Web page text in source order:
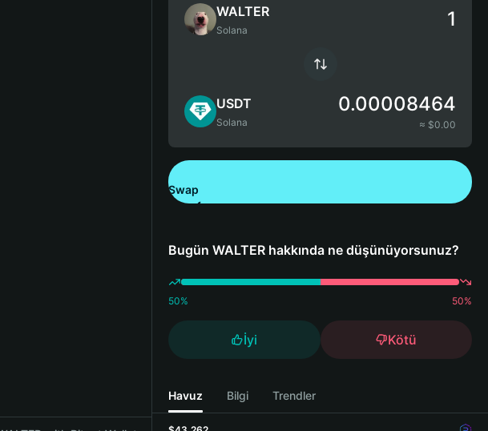
WALTER
Solana
USDT
Solana
0.00008464
≈ $0.00
Swap
Bugün WALTER hakkında ne düşünüyorsunuz?
50% 50%
İyi Kötü
Havuz Bilgi Trendler